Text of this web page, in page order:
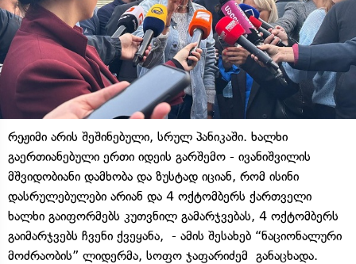
რეჟიმი არის შეშინებული, სრულ პანიკაში. ხალხი
გაერთიანებული ერთი იდეის გარშემო - ივანიშვილის
მშვიდობიანი დამხობა და ზუსტად იციან, რომ ისინი
დასრულებულები არიან და 4 ოქტომბერს ქართველი
ხალხი გაიფორმებს კუთვნილ გამარჯვებას, 4 ოქტომბერს
გაიმარჯვებს ჩვენი ქვეყანა, - ამის შესახებ “ნაციონალური
მოძრაობის” ლიდერმა, სოფო ჯაფარიძემ განაცხადა.